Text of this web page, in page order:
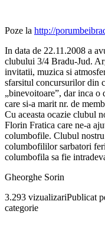
Poze la http://
In data de 22.11.2008 a
clubului 3/4 Bradu-Jud.
invitatii, muzica si
sfarsitul concursurilor din
„binevoitoare”, dar inca o
care si-a marit nr. de
Cu aceasta ocazie clubul
Florin Fratica care ne-a
columbofile. Clubul nostru
columbofililor sarbatori
columbofila sa fie
Gheorghe Sorin
3.293 vizualizariPublicat
categorie